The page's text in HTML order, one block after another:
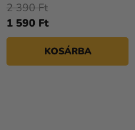
1 590 Ft
2 390 Ft
KOSÁRBA